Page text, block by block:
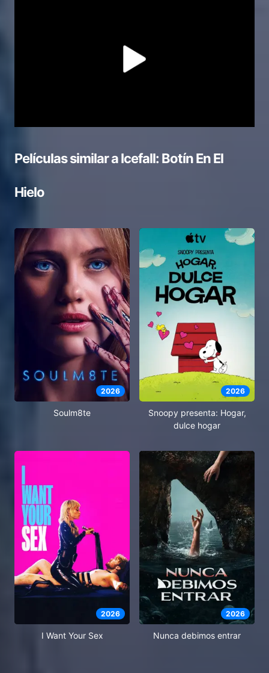
Películas similar aIcefall: Botín En El
Hielo
2026
Soulm8te
2026
Snoopy presenta: Hogar,
dulce hogar
2026
I Want Your Sex
2026
Nunca debimos entrar